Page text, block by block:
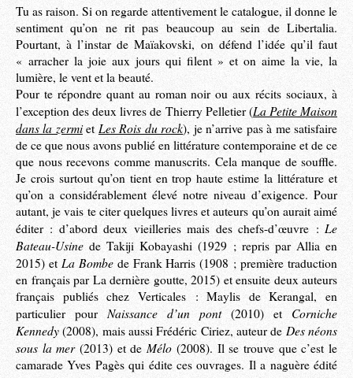
Tu as raison. Si on regarde attentivement le catalogue, il donne le
sentiment qu’on ne rit pas beaucoup au sein de Libertalia.
Pourtant, à l’instar de Maïakovski, on défend l’idée qu’il faut
« arracher la joie aux jours qui filent » et on aime la vie, la
lumière, le vent et la beauté.
Pour te répondre quant au roman noir ou aux récits sociaux, à
l’exception des deux livres de Thierry Pelletier (La Petite Maison
dans la zermiet Les Rois du rock), je n’arrive pas à me satisfaire
de ce que nous avons publié en littérature contemporaine et de ce
que nous recevons comme manuscrits. Cela manque de souffle.
Je crois surtout qu’on tient en trop haute estime la littérature et
qu’on a considérablement élevé notre niveau d’exigence. Pour
autant, je vais te citer quelques livres et auteurs qu’on aurait aimé
éditer : d’abord deux vieilleries mais des chefs-d’œuvre :Le
Bateau-Usine de Takiji Kobayashi (1929 ; repris par Allia en
2015) et La Bombede Frank Harris (1908 ; première traduction
en français par La dernière goutte, 2015) et ensuite deux auteurs
français publiés chez Verticales : Maylis de Kerangal, en
particulier pour Naissance d’un pont(2010) etCorniche
Kennedy (2008), mais aussi Frédéric Ciriez, auteur de Des néons
sous la mer(2013) et deMélo (2008). Il se trouve que c’est le
camarade Yves Pagès qui édite ces ouvrages. Il a naguère édité